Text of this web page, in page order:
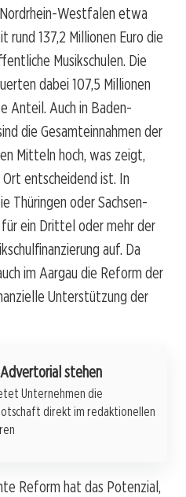
Westfalen etwa
rund 137,2 Millionen Euro die
Musikschulen. Die
dabei 107,5 Millionen
Anteil. Auch in Baden-
die Gesamteinnahmen der
Mitteln hoch, was zeigt,
entscheidend ist. In
Thüringen oder Sachsen-
ein Drittel oder mehr der
auf. Da
im Aargau die Reform der
Unterstützung der
stehen
Unternehmen die
direkt im redaktionellen
Reform hat das Potenzial,